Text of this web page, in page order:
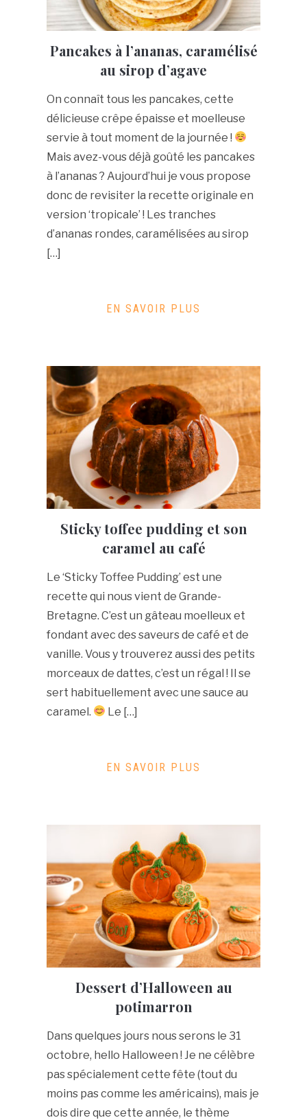
Pancakes à l’ananas, caramélisé
au sirop d’agave
On connaît tous les pancakes, cette
délicieuse crêpe épaisse et moelleuse
servie à tout moment de la journée !
Mais avez-vous déjà goûté les pancakes
à l’ananas ? Aujourd’hui je vous propose
donc de revisiter la recette originale en
version ‘tropicale’ ! Les tranches
d’ananas rondes, caramélisées au sirop
[…]
EN SAVOIR PLUS
Sticky toffee pudding et son
caramel au café
Le ‘Sticky Toffee Pudding’ est une
recette qui nous vient de Grande-
Bretagne. C’est un gâteau moelleux et
fondant avec des saveurs de café et de
vanille. Vous y trouverez aussi des petits
morceaux de dattes, c’est un régal ! Il se
sert habituellement avec une sauce au
caramel.
Le […]
EN SAVOIR PLUS
Dessert d’Halloween au
potimarron
Dans quelques jours nous serons le 31
octobre, hello Halloween ! Je ne célèbre
pas spécialement cette fête (tout du
moins pas comme les américains), mais je
dois dire que cette année, le thème